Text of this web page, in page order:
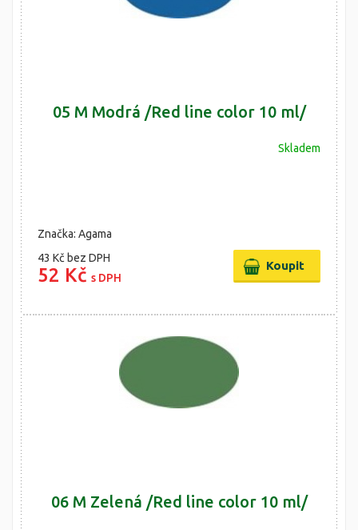
05 M Modrá /Red line color 10 ml/
Skladem
Značka: Agama
43 Kč bez DPH
52 Kč s DPH
06 M Zelená /Red line color 10 ml/